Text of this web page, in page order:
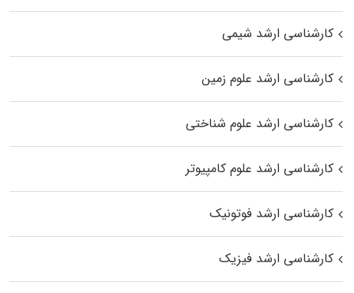
کارشناسی ارشد شیمی
کارشناسی ارشد علوم زمین
کارشناسی ارشد علوم شناختی
کارشناسی ارشد علوم کامپیوتر
کارشناسی ارشد فوتونیک
کارشناسی ارشد فیزیک